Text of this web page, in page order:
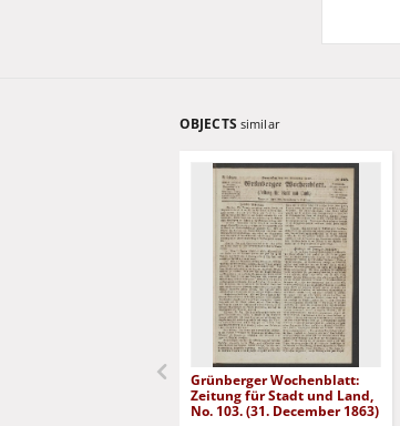
OBJECTS similar
Grünberger Wochenblatt:
Zeitung für Stadt und Land,
No. 103. (31. December 1863)